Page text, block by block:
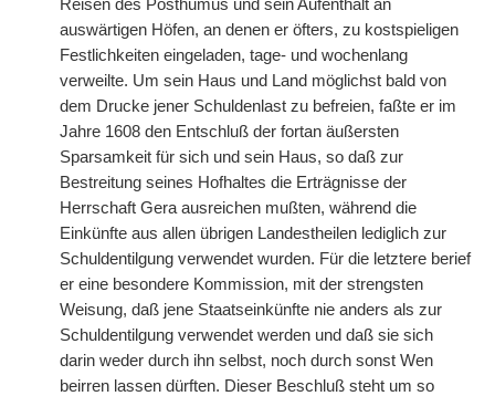
Reisen des Posthumus und sein Aufenthalt an
auswärtigen Höfen, an denen er öfters, zu kostspieligen
Festlichkeiten eingeladen, tage- und wochenlang
verweilte. Um sein Haus und Land möglichst bald von
dem Drucke jener Schuldenlast zu befreien, faßte er im
Jahre 1608 den Entschluß der fortan äußersten
Sparsamkeit für sich und sein Haus, so daß zur
Bestreitung seines Hofhaltes die Erträgnisse der
Herrschaft Gera ausreichen mußten, während die
Einkünfte aus allen übrigen Landestheilen lediglich zur
Schuldentilgung verwendet wurden. Für die letztere berief
er eine besondere Kommission, mit der strengsten
Weisung, daß jene Staatseinkünfte nie anders als zur
Schuldentilgung verwendet werden und daß sie sich
darin weder durch ihn selbst, noch durch sonst Wen
beirren lassen dürften. Dieser Beschluß steht um so